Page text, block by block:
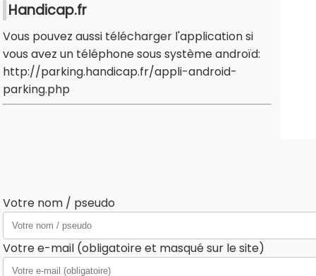
Handicap.fr
Vous pouvez aussi télécharger l'application si
vous avez un téléphone sous système androïd:
http://parking.handicap.fr/appli-android-
parking.php
Votre nom / pseudo
Votre e-mail (obligatoire et masqué sur le site)